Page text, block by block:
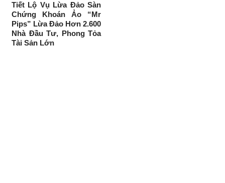
Tiết Lộ Vụ Lừa Đảo Sàn
Chứng Khoán Ảo “Mr
Pips” Lừa Đảo Hơn 2.600
Nhà Đầu Tư, Phong Tỏa
Tài Sản Lớn